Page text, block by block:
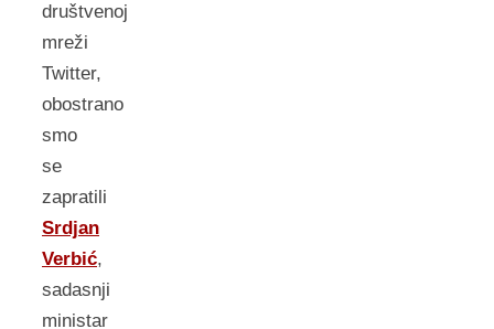
društvenoj
mreži
Twitter,
obostrano
smo
se
zapratili
Srdjan
Verbić,
sadasnji
ministar